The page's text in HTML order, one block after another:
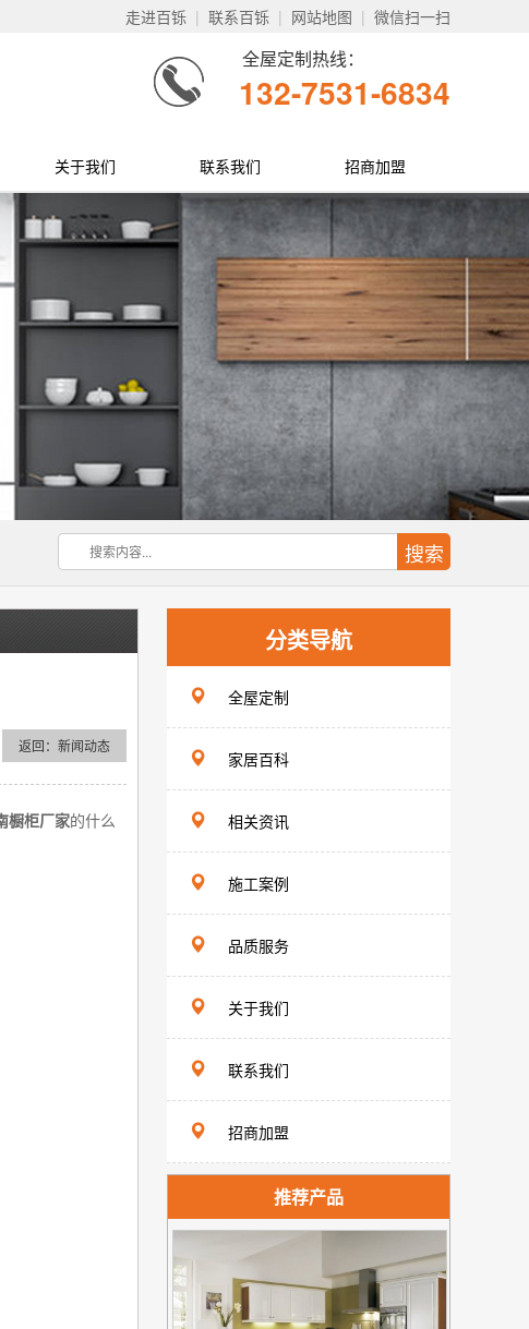
走进百铄 | 联系百铄 | 微信扫一扫
网站地图 |
全屋定制热线：
132-7531-6834
关于我们 联系我们 招商加盟
返回： 新闻动态
橱柜厂家的什么
分类导航
全屋定制
家居百科
相关资讯
施工案例
品质服务
关于我们
联系我们
招商加盟
推荐产品